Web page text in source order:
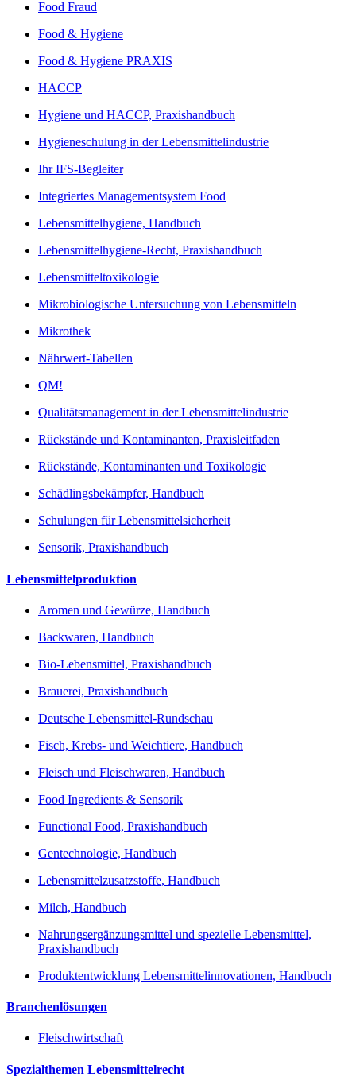
Food Fraud
Food & Hygiene
Food & Hygiene PRAXIS
HACCP
Hygiene und HACCP, Praxishandbuch
Hygieneschulung in der Lebensmittelindustrie
Ihr IFS-Begleiter
Integriertes Managementsystem Food
Lebensmittelhygiene, Handbuch
Lebensmittelhygiene-Recht, Praxishandbuch
Lebensmitteltoxikologie
Mikrobiologische Untersuchung von Lebensmitteln
Mikrothek
Nährwert-Tabellen
QM!
Qualitätsmanagement in der Lebensmittelindustrie
Rückstände und Kontaminanten, Praxisleitfaden
Rückstände, Kontaminanten und Toxikologie
Schädlingsbekämpfer, Handbuch
Schulungen für Lebensmittelsicherheit
Sensorik, Praxishandbuch
Lebensmittelproduktion
Aromen und Gewürze, Handbuch
Backwaren, Handbuch
Bio-Lebensmittel, Praxishandbuch
Brauerei, Praxishandbuch
Deutsche Lebensmittel-Rundschau
Fisch, Krebs- und Weichtiere, Handbuch
Fleisch und Fleischwaren, Handbuch
Food Ingredients & Sensorik
Functional Food, Praxishandbuch
Gentechnologie, Handbuch
Lebensmittelzusatzstoffe, Handbuch
Milch, Handbuch
Nahrungsergänzungsmittel und spezielle Lebensmittel,
Praxishandbuch
Produktentwicklung Lebensmittelinnovationen, Handbuch
Branchenlösungen
Fleischwirtschaft
Spezialthemen Lebensmittelrecht